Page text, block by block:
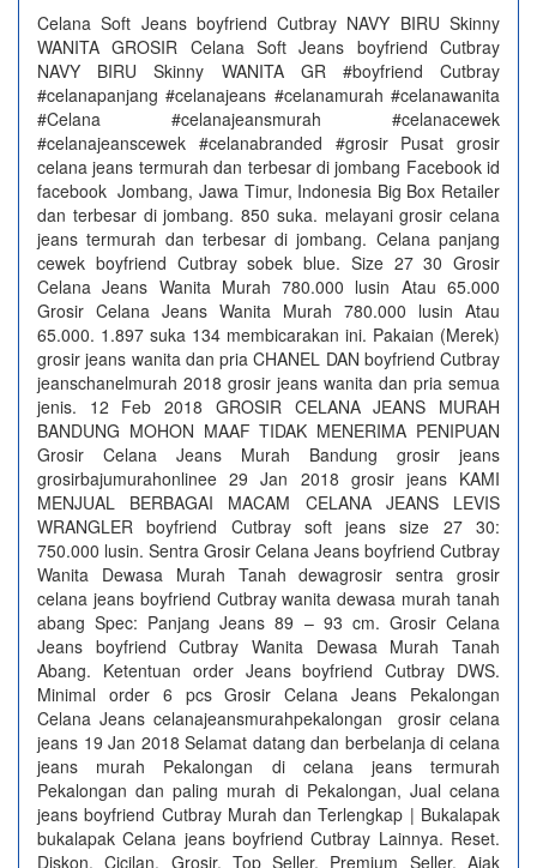
Celana Soft Jeans boyfriend Cutbray NAVY BIRU Skinny
WANITA GROSIR Celana Soft Jeans boyfriend Cutbray
NAVY BIRU Skinny WANITA GR #boyfriend Cutbray
#celanapanjang #celanajeans #celanamurah #celanawanita
#Celana #celanajeansmurah #celanacewek
#celanajeanscewek #celanabranded #grosir Pusat grosir
celana jeans termurah dan terbesar di jombang Facebook id
facebook Jombang, Jawa Timur, Indonesia Big Box Retailer
dan terbesar di jombang. 850 suka. melayani grosir celana
jeans termurah dan terbesar di jombang. Celana panjang
cewek boyfriend Cutbray sobek blue. Size 27 30 Grosir
Celana Jeans Wanita Murah 780.000 lusin Atau 65.000
Grosir Celana Jeans Wanita Murah 780.000 lusin Atau
65.000. 1.897 suka 134 membicarakan ini. Pakaian (Merek)
grosir jeans wanita dan pria CHANEL DAN boyfriend Cutbray
jeanschanelmurah 2018 grosir jeans wanita dan pria semua
jenis. 12 Feb 2018 GROSIR CELANA JEANS MURAH
BANDUNG MOHON MAAF TIDAK MENERIMA PENIPUAN
Grosir Celana Jeans Murah Bandung grosir jeans
grosirbajumurahonlinee 29 Jan 2018 grosir jeans KAMI
MENJUAL BERBAGAI MACAM CELANA JEANS LEVIS
WRANGLER boyfriend Cutbray soft jeans size 27 30:
750.000 lusin. Sentra Grosir Celana Jeans boyfriend Cutbray
Wanita Dewasa Murah Tanah dewagrosir sentra grosir
celana jeans boyfriend Cutbray wanita dewasa murah tanah
abang Spec: Panjang Jeans 89 – 93 cm. Grosir Celana
Jeans boyfriend Cutbray Wanita Dewasa Murah Tanah
Abang. Ketentuan order Jeans boyfriend Cutbray DWS.
Minimal order 6 pcs Grosir Celana Jeans Pekalongan
Celana Jeans celanajeansmurahpekalongan grosir celana
jeans 19 Jan 2018 Selamat datang dan berbelanja di celana
jeans murah Pekalongan di celana jeans termurah
Pekalongan dan paling murah di Pekalongan, Jual celana
jeans boyfriend Cutbray Murah dan Terlengkap | Bukalapak
bukalapak Celana jeans boyfriend Cutbray Lainnya. Reset.
Diskon. Cicilan. Grosir. Top Seller. Premium Seller. Ajak